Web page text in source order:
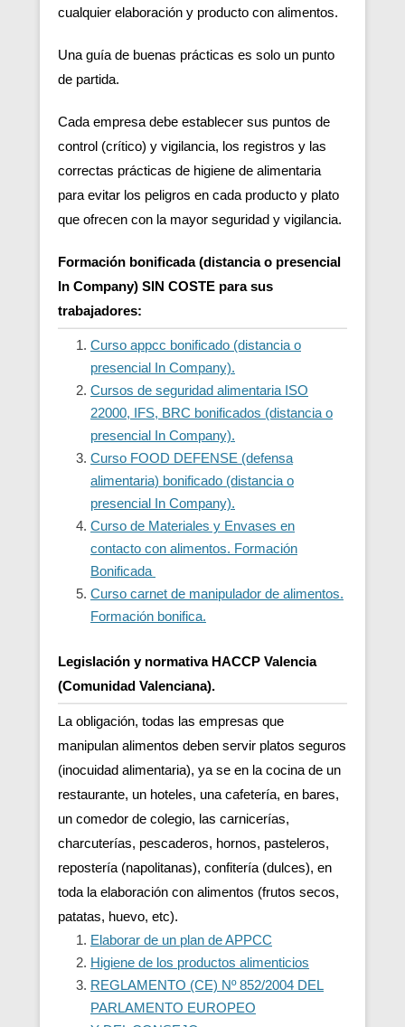
cualquier elaboración y producto con alimentos.
Una guía de buenas prácticas es solo un punto
de partida.
Cada empresa debe establecer sus puntos de
control (crítico) y vigilancia, los registros y las
correctas prácticas de higiene de alimentaria
para evitar los peligros en cada producto y plato
que ofrecen con la mayor seguridad y vigilancia.
Formación bonificada (distancia o presencial
In Company) SIN COSTE para sus
trabajadores:
Curso appcc bonificado (distancia o
presencial In Company).
Cursos de seguridad alimentaria ISO
22000, IFS, BRC bonificados (distancia o
presencial In Company).
Curso FOOD DEFENSE (defensa
alimentaria) bonificado (distancia o
presencial In Company).
Curso de Materiales y Envases en
contacto con alimentos. Formación
Bonificada
Curso carnet de manipulador de alimentos.
Formación bonifica.
Legislación y normativa HACCP Valencia
(Comunidad Valenciana).
La obligación, todas las empresas que
manipulan alimentos deben servir platos seguros
(inocuidad alimentaria), ya se en la cocina de un
restaurante, un hoteles, una cafetería, en bares,
un comedor de colegio, las carnicerías,
charcuterías, pescaderos, hornos, pasteleros,
repostería (napolitanas), confitería (dulces), en
toda la elaboración con alimentos (frutos secos,
patatas, huevo, etc).
Elaborar de un plan de APPCC
Higiene de los productos alimenticios
REGLAMENTO (CE) Nº 852/2004 DEL
PARLAMENTO EUROPEO